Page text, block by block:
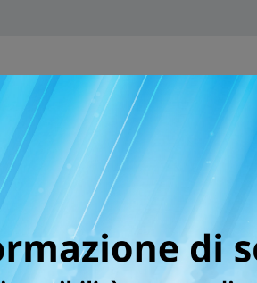
SFOGLIA ONLINE DIGISTAR